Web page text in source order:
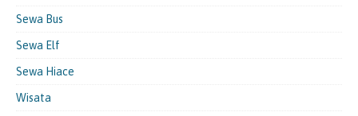
Sewa Bus
Sewa Elf
Sewa Hiace
Wisata